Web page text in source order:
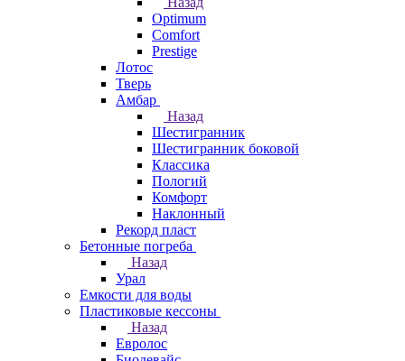
Optimum
Comfort
Prestige
Лотос
Тверь
Амбар
Назад
Шестигранник
Шестигранник боковой
Классика
Пологий
Комфорт
Наклонный
Рекорд пласт
Бетонные погреба
Назад
Урал
Емкости для воды
Пластиковые кессоны
Назад
Евролос